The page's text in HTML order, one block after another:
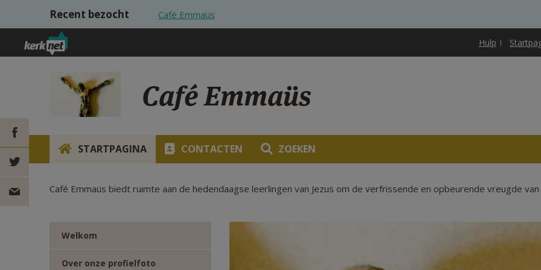
Overslaan en naar de inhoud gaan
Recent bezocht Café Emmaüs
Hulp
Café Emmaüs
STARTPAGINA CONTACTEN ZOEKEN
Café Emmaüs biedt ruimte aan de hedendaagse leerlingen van Jezus om de verfrissende en opbeurende vreugde
DEEL OP
FACEBOOK
DEEL OP
Welkom
Over onze profielfoto